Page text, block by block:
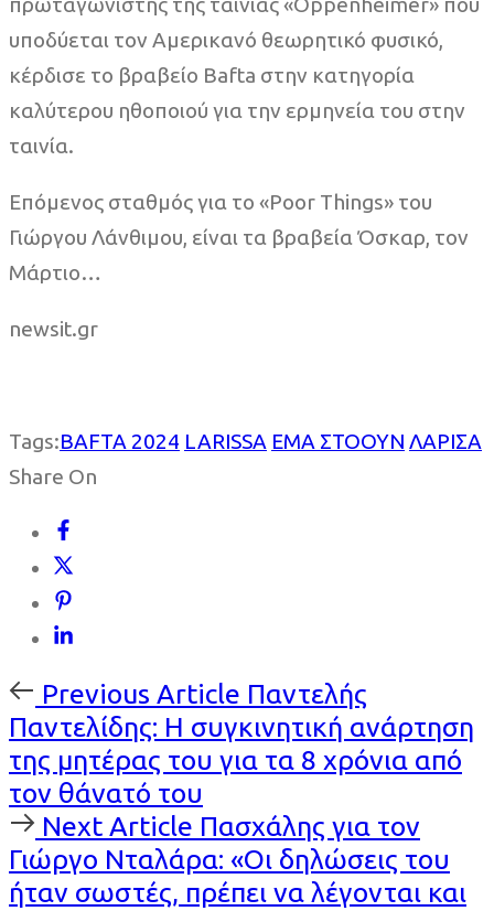
υποδύεται τον Αμερικανό θεωρητικό φυσικό,
κέρδισε το βραβείο Bafta στην κατηγορία
καλύτερου ηθοποιού για την ερμηνεία του στην
ταινία.
Επόμενος σταθμός για το «Poor Things» του
Γιώργου Λάνθιμου, είναι τα βραβεία Όσκαρ, τον
Μάρτιο…
newsit.gr
Tags:BAFTA 2024 LARISSA ΕΜΑ ΣΤΟΟΥΝ ΛΑΡΙΣΑ
Share On
Previous
Article
Previous Article Παντελής
Παντελίδης: Η συγκινητική ανάρτηση
της μητέρας του για τα 8 χρόνια από
τον θάνατό του
Next
Article
Next Article Πασχάλης για τον
Γιώργο Νταλάρα: «Οι δηλώσεις του
ήταν σωστές, πρέπει να λέγονται και